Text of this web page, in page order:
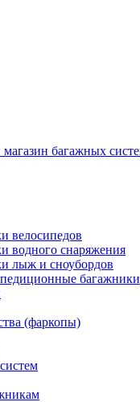
велосипедов
водного снаряжения
лыж и сноубордов
багажники
(фаркопы)